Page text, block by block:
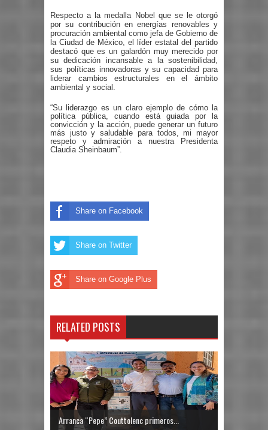
Respecto a la medalla Nobel que se le otorgó
por su contribución en energías renovables y
procuración ambiental como jefa de Gobierno de
la Ciudad de México, el líder estatal del partido
destacó que es un galardón muy merecido por
su dedicación incansable a la sostenibilidad,
sus políticas innovadoras y su capacidad para
liderar cambios estructurales en el ámbito
ambiental y social.
“Su liderazgo es un claro ejemplo de cómo la
política pública, cuando está guiada por la
convicción y la acción, puede generar un futuro
más justo y saludable para todos, mi mayor
respeto y admiración a nuestra Presidenta
Claudia Sheinbaum”.
Share on Facebook
Share on Twitter
Share on Google Plus
RELATED POSTS
Arranca “Pepe” Couttolenc primeros...